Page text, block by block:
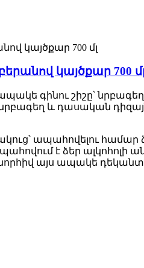
կայծքար 700
գինու շիշը՝
նրբագեղ և դասական
ապահովելու համար
է ձեր
այս ապակե